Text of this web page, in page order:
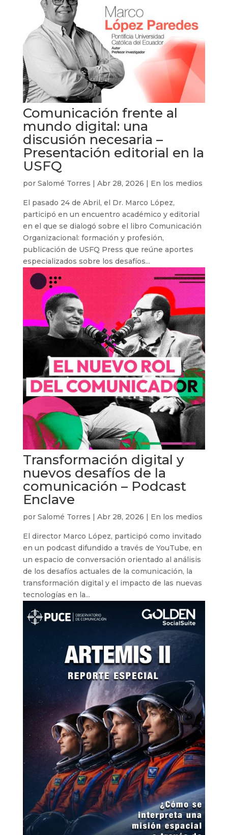
Comunicación frente al
mundo digital: una
discusión necesaria –
Presentación editorial en la
USFQ
por Salomé Torres | Abr 28, 2026 | En los medios
El pasado 24 de Abril, el Dr. Marco López,
participó en un encuentro académico y editorial
en el que se dialogó sobre el libro Comunicación
Organizacional: formación y profesión,
publicación de USFQ Press que reúne aportes
especializados sobre los desafíos...
Transformación digital y
nuevos desafíos de la
comunicación – Podcast
Enclave
por Salomé Torres Abr 28, 2026 En los medios
El director Marco López, participó como invitado
en un podcast difundido a través de YouTube, en
un espacio de conversación orientado al análisis
de los desafíos actuales de la comunicación, la
transformación digital y el impacto de las nuevas
tecnologías en la...